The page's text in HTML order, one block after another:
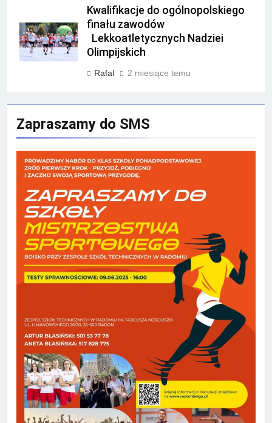
Kwalifikacje do ogólnopolskiego
finału zawodów
Lekkoatletycznych Nadziei
Olimpijskich
Rafal 2 miesiące temu
Zapraszamy do SMS